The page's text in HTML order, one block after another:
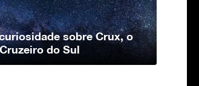
sobre Crux, o
do Sul